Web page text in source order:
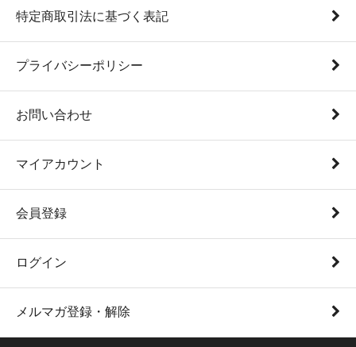
特定商取引法に基づく表記
プライバシーポリシー
お問い合わせ
マイアカウント
会員登録
ログイン
メルマガ登録・解除